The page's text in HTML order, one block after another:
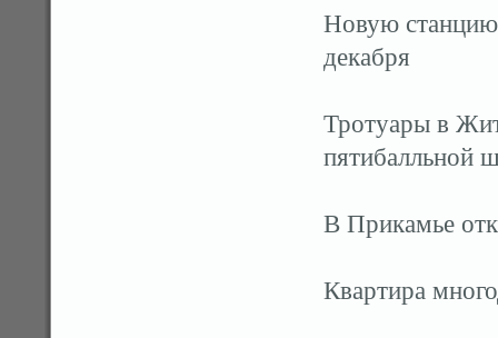
Новую
декабря
Тротуары в
пятибалльной
В Прикамье
Квартира